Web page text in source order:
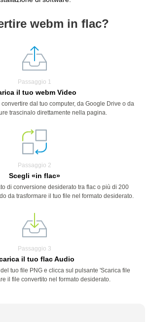
webm in flac?
Passaggio 1
il tuo webm Video
dal tuo computer, da Google Drive o da
trascinalo direttamente nella pagina.
Passaggio 2
Scegli «in flac»
di conversione desiderato tra flac o più di 200
da trasformare il tuo file nel formato desiderato.
Passaggio 3
il tuo flac Audio
tuo file PNG e clicca sul pulsante 'Scarica file
il file convertito nel formato desiderato.